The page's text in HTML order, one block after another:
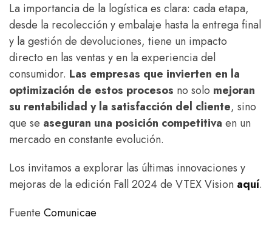
La importancia de la logística es clara: cada etapa,
desde la recolección y embalaje hasta la entrega final
y la gestión de devoluciones, tiene un impacto
directo en las ventas y en la experiencia del
consumidor. Las empresas que invierten en la
optimización de estos procesos no solo mejoran
su rentabilidad y la satisfacción del cliente, sino
que se aseguran una posición competitiva en un
mercado en constante evolución.
Los invitamos a explorar las últimas innovaciones y
mejoras de la edición Fall 2024 de VTEX Vision aquí.
Fuente Comunicae